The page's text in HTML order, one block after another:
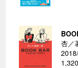
杏／